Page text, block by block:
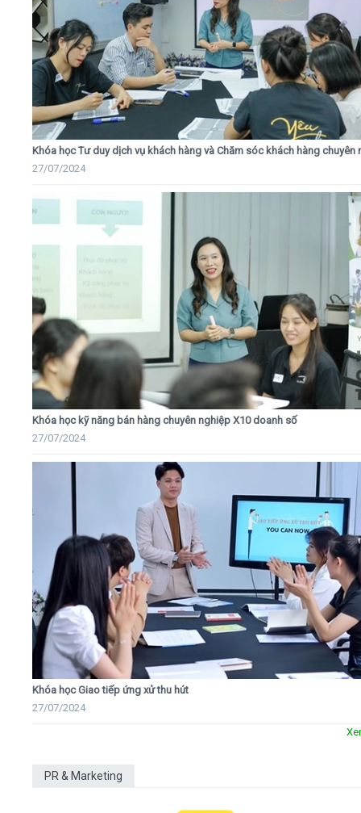
Khóa học Tư duy dịch vụ khách hàng và Chăm sóc khách hàng chuyên
27/07/2024
Khóa học kỹ năng bán hàng chuyên nghiệp X10 doanh số
27/07/2024
Khóa học Giao tiếp ứng xử thu hút
27/07/2024
PR & Marketing